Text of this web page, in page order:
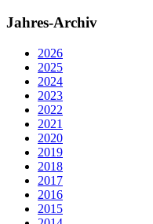
Jahres-Archiv
2026
2025
2024
2023
2022
2021
2020
2019
2018
2017
2016
2015